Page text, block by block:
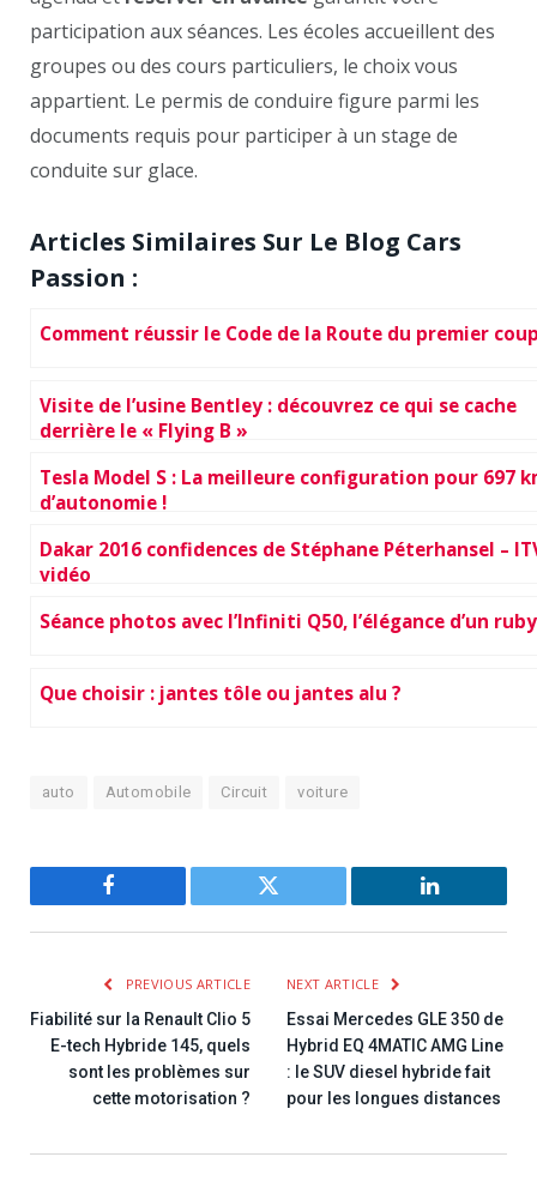
participation aux séances. Les écoles accueillent des
groupes ou des cours particuliers, le choix vous
appartient. Le permis de conduire figure parmi les
documents requis pour participer à un stage de
conduite sur glace.
Articles Similaires Sur Le Blog Cars
Passion :
Comment réussir le Code de la Route du premier
Visite de l’usine Bentley : découvrez ce qui se cache
derrière le « Flying B »
Tesla Model S : La meilleure configuration pour 697
d’autonomie !
Dakar 2016 confidences de Stéphane Péterhansel –
vidéo
Séance photos avec l’Infiniti Q50, l’élégance d’un ruby
Que choisir : jantes tôle ou jantes alu ?
auto Automobile Circuit voiture
Facebook Twitter LinkedIn
PREVIOUS ARTICLE
Fiabilité sur la Renault Clio 5
E-tech Hybride 145, quels
sont les problèmes sur
cette motorisation ?
NEXT ARTICLE
Essai Mercedes GLE 350 de
Hybrid EQ 4MATIC AMG Line
: le SUV diesel hybride fait
pour les longues distances